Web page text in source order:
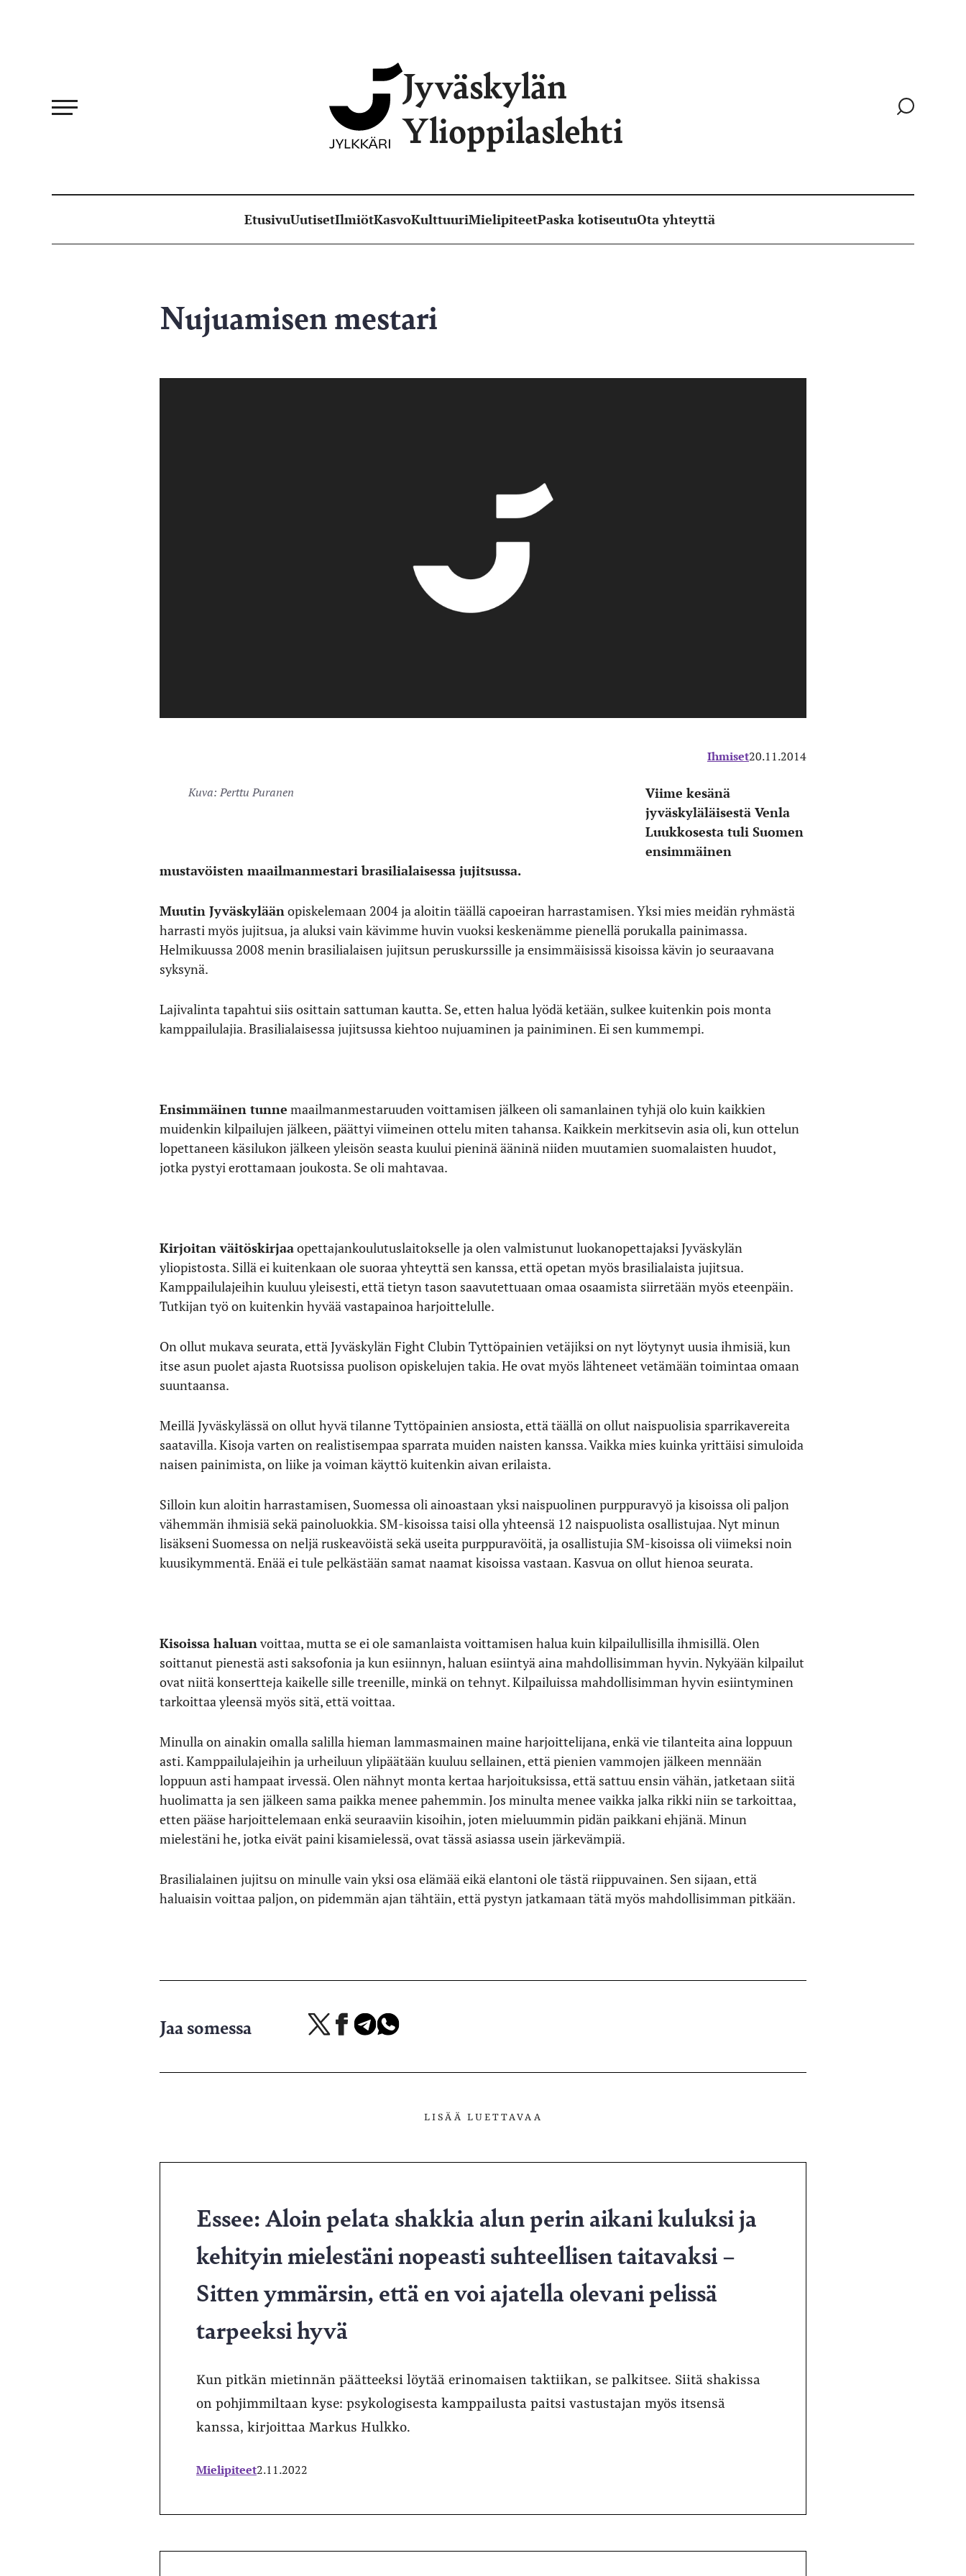
Jyväskylän
Ylioppilaslehti
Siirry
EtusivuUutisetIlmiötKasvoKulttuuriMielipiteetPaska kotiseutuOta yhteyttä
Nujuamisen mestari
Ihmiset20.11.2014
Kuva: Perttu Puranen
Viime kesänä
jyväskyläläisestä Venla
Luukkosesta tuli Suomen
ensimmäinen
mustavöisten maailmanmestari brasilialaisessa jujitsussa.
Muutin Jyväskylään opiskelemaan 2004 ja aloitin täällä capoeiran harrastamisen. Yksi mies meidän ryhmästä
harrasti myös jujitsua, ja aluksi vain kävimme huvin vuoksi keskenämme pienellä porukalla painimassa.
Helmikuussa 2008 menin brasilialaisen jujitsun peruskurssille ja ensimmäisissä kisoissa kävin jo seuraavana
syksynä.
Lajivalinta tapahtui siis osittain sattuman kautta. Se, etten halua lyödä ketään, sulkee kuitenkin pois monta
kamppailulajia. Brasilialaisessa jujitsussa kiehtoo nujuaminen ja painiminen. Ei sen kummempi.
Ensimmäinen tunne maailmanmestaruuden voittamisen jälkeen oli samanlainen tyhjä olo kuin kaikkien
muidenkin kilpailujen jälkeen, päättyi viimeinen ottelu miten tahansa. Kaikkein merkitsevin asia oli, kun ottelun
lopettaneen käsilukon jälkeen yleisön seasta kuului pieninä ääninä niiden muutamien suomalaisten huudot,
jotka pystyi erottamaan joukosta. Se oli mahtavaa.
Kirjoitan väitöskirjaaopettajankoulutuslaitokselle ja olen valmistunut luokanopettajaksi Jyväskylän
yliopistosta. Sillä ei kuitenkaan ole suoraa yhteyttä sen kanssa, että opetan myös brasilialaista jujitsua.
Kamppailulajeihin kuuluu yleisesti, että tietyn tason saavutettuaan omaa osaamista siirretään myös eteenpäin.
Tutkijan työ on kuitenkin hyvää vastapainoa harjoittelulle.
On ollut mukava seurata, että Jyväskylän Fight Clubin Tyttöpainien vetäjiksi on nyt löytynyt uusia ihmisiä, kun
itse asun puolet ajasta Ruotsissa puolison opiskelujen takia. He ovat myös lähteneet vetämään toimintaa omaan
suuntaansa.
Meillä Jyväskylässä on ollut hyvä tilanne Tyttöpainien ansiosta, että täällä on ollut naispuolisia sparrikavereita
saatavilla. Kisoja varten on realistisempaa sparrata muiden naisten kanssa. Vaikka mies kuinka yrittäisi simuloida
naisen painimista, on liike ja voiman käyttö kuitenkin aivan erilaista.
Silloin kun aloitin harrastamisen, Suomessa oli ainoastaan yksi naispuolinen purppuravyö ja kisoissa oli paljon
vähemmän ihmisiä sekä painoluokkia. SM-kisoissa taisi olla yhteensä 12 naispuolista osallistujaa. Nyt minun
lisäkseni Suomessa on neljä ruskeavöistä sekä useita purppuravöitä, ja osallistujia SM-kisoissa oli viimeksi noin
kuusikymmentä. Enää ei tule pelkästään samat naamat kisoissa vastaan. Kasvua on ollut hienoa seurata.
Kisoissa haluan voittaa, mutta se ei ole samanlaista voittamisen halua kuin kilpailullisilla ihmisillä. Olen
soittanut pienestä asti saksofonia ja kun esiinnyn, haluan esiintyä aina mahdollisimman hyvin. Nykyään kilpailut
ovat niitä konsertteja kaikelle sille treenille, minkä on tehnyt. Kilpailuissa mahdollisimman hyvin esiintyminen
tarkoittaa yleensä myös sitä, että voittaa.
Minulla on ainakin omalla salilla hieman lammasmainen maine harjoittelijana, enkä vie tilanteita aina loppuun
asti. Kamppailulajeihin ja urheiluun ylipäätään kuuluu sellainen, että pienien vammojen jälkeen mennään
loppuun asti hampaat irvessä. Olen nähnyt monta kertaa harjoituksissa, että sattuu ensin vähän, jatketaan siitä
huolimatta ja sen jälkeen sama paikka menee pahemmin. Jos minulta menee vaikka jalka rikki niin se tarkoittaa,
etten pääse harjoittelemaan enkä seuraaviin kisoihin, joten mieluummin pidän paikkani ehjänä. Minun
mielestäni he, jotka eivät paini kisamielessä, ovat tässä asiassa usein järkevämpiä.
Brasilialainen jujitsu on minulle vain yksi osa elämää eikä elantoni ole tästä riippuvainen. Sen sijaan, että
haluaisin voittaa paljon, on pidemmän ajan tähtäin, että pystyn jatkamaan tätä myös mahdollisimman pitkään.
Jaa somessa
Jaa
palvelussa
Jaa Jaa Jaa
LISÄÄ LUETTAVAA
Essee: Aloin pelata shakkia alun perin aikani kuluksi ja
kehityin mielestäni nopeasti suhteellisen taitavaksi –
Sitten ymmärsin, että en voi ajatella olevani pelissä
tarpeeksi hyvä
Kun pitkän mietinnän päätteeksi löytää erinomaisen taktiikan, se palkitsee. Siitä shakissa
on pohjimmiltaan kyse: psykologisesta kamppailusta paitsi vastustajan myös itsensä
kanssa, kirjoittaa Markus Hulkko.
Mielipiteet2.11.2022